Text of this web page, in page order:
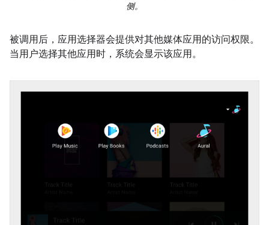
侧。
被调用后，应用选择器会提供对其他媒体应用的访问权限。
当用户选择其他应用时，系统会显示该应用。